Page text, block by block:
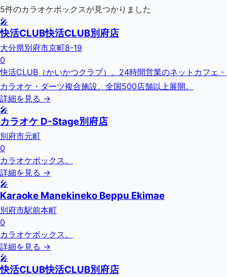
5件のカラオケボックスが見つかりました
🎤
快活CLUB快活CLUB別府店
大分県別府市京町8-19
0
快活CLUB（かいかつクラブ）。24時間営業のネットカフェ・
カラオケ・ダーツ複合施設。全国500店舗以上展開。
詳細を見る →
🎤
カラオケ D-Stage別府店
別府市元町
0
カラオケボックス。
詳細を見る →
🎤
Karaoke Manekineko Beppu Ekimae
別府市駅前本町
0
カラオケボックス。
詳細を見る →
🎤
快活CLUB快活CLUB別府店